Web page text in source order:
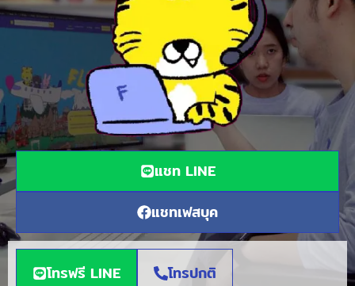
แชท LINE
แชทเฟสบุค
โทรฟรี LINE โทรปกติ